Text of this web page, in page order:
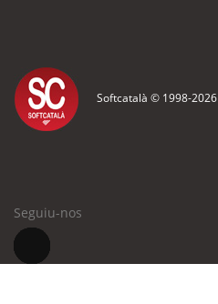
Softcatalà © 1998-2026
Seguiu-nos